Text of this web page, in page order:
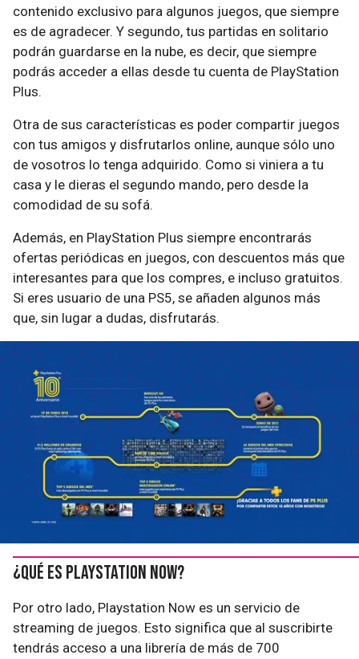
contenido exclusivo para algunos juegos, que siempre
es de agradecer. Y segundo, tus partidas en solitario
podrán guardarse en la nube, es decir, que siempre
podrás acceder a ellas desde tu cuenta de PlayStation
Plus.
Otra de sus características es poder compartir juegos
con tus amigos y disfrutarlos online, aunque sólo uno
de vosotros lo tenga adquirido. Como si viniera a tu
casa y le dieras el segundo mando, pero desde la
comodidad de su sofá.
Además, en PlayStation Plus siempre encontrarás
ofertas periódicas en juegos, con descuentos más que
interesantes para que los compres, e incluso gratuitos.
Si eres usuario de una PS5, se añaden algunos más
que, sin lugar a dudas, disfrutarás.
¿Qué es PlayStation Now?
Por otro lado, Playstation Now es un servicio de
streaming de juegos. Esto significa que al suscribirte
tendrás acceso a una librería de más de 700